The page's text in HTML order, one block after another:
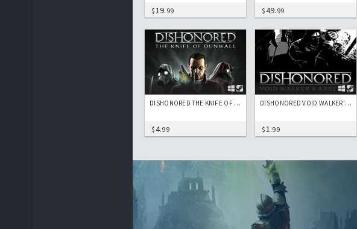
$19.99 $49.99
DISHONORED THE KNIFE OF DUNWALL
$4.99
DISHONORED VOID WALKER'S ARSENAL
$1.99